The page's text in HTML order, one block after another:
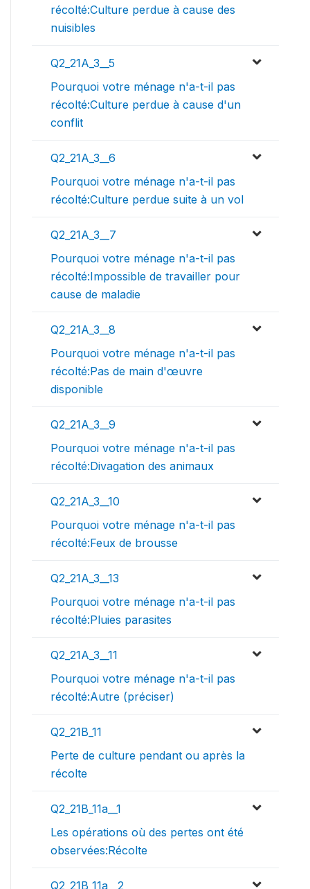
récolté:Culture perdue à cause des
nuisibles
Q2_21A_3__5
Pourquoi votre ménage n'a-t-il pas
récolté:Culture perdue à cause d'un
conflit
Q2_21A_3__6
Pourquoi votre ménage n'a-t-il pas
récolté:Culture perdue suite à un vol
Q2_21A_3__7
Pourquoi votre ménage n'a-t-il pas
récolté:Impossible de travailler pour
cause de maladie
Q2_21A_3__8
Pourquoi votre ménage n'a-t-il pas
récolté:Pas de main d'œuvre
disponible
Q2_21A_3__9
Pourquoi votre ménage n'a-t-il pas
récolté:Divagation des animaux
Q2_21A_3__10
Pourquoi votre ménage n'a-t-il pas
récolté:Feux de brousse
Q2_21A_3__13
Pourquoi votre ménage n'a-t-il pas
récolté:Pluies parasites
Q2_21A_3__11
Pourquoi votre ménage n'a-t-il pas
récolté:Autre (préciser)
Q2_21B_11
Perte de culture pendant ou après la
récolte
Q2_21B_11a__1
Les opérations où des pertes ont été
observées:Récolte
Q2_21B_11a__2